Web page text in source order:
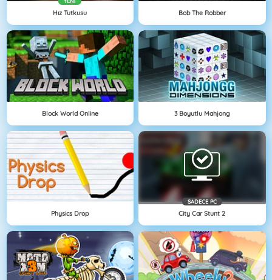
Hız Tutkusu Bob The Robber
Block World Online 3 Boyutlu Mahjong
Physics Drop
SADECE PC
City Car Stunt 2